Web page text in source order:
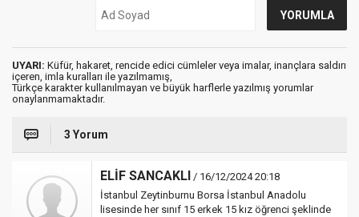
UYARI: Küfür, hakaret, rencide edici cümleler veya imalar, inançlara saldırı
içeren, imla kuralları ile yazılmamış,
Türkçe karakter kullanılmayan ve büyük harflerle yazılmış yorumlar
onaylanmamaktadır.
3 Yorum
ELİF SANCAKLI / 16/12/2024 20:18
İstanbul Zeytinburnu Borsa İstanbul Anadolu
lisesinde her sınıf 15 erkek 15 kız öğrenci şeklinde